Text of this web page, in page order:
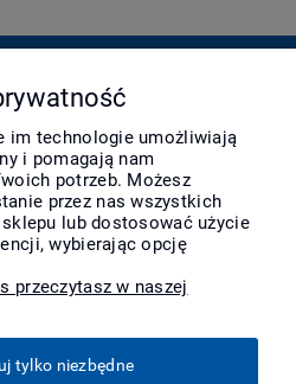
Pomoc
konto
i dostawa
im technologie umożliwiają
i pomagają nam
potrzeb. Możesz
przez nas wszystkich
lub dostosować użycie
wybierając opcję
przeczytasz w naszej
tylko niezbędne